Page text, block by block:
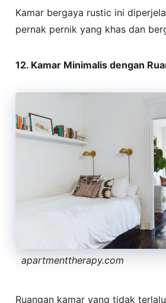
Kamar bergaya rustic ini
pernak pernik yang khas dan
12. Kamar Minimalis dengan
apartmenttherapy.com
Ruangan kamar yang tidak